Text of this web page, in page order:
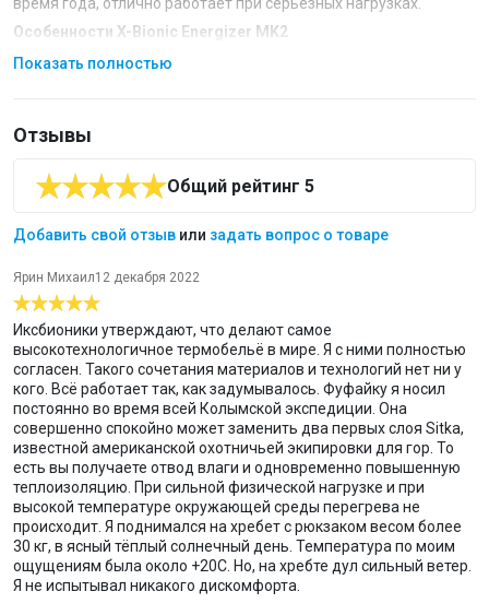
Особенности X-Bionic Energizer MK2
эластичная ткань
особая конструкция белья мгновенно испаряет влагу и
сокращает вибрацию мускул при нагрузках
Технический состав
70% Skin Nodor®
22% Polyamide
5% Elastane
3% Mythlan™
92% Polyamide
5% Elastane
3% Polypropylene
Размеры:S/M (44-48), L/XL (50-54), XXL (56-58)
Цвет:Black/Red
Уровень компрессии:средний
Изоляционные свойства:Warm
Показать полностью
Отзывы
Общий рейтинг 5
Добавить свой отзыв или задать вопрос о товаре
Ярин Михаил12 декабря 2022
Иксбионики утверждают, что делают самое
высокотехнологичное термобельё в мире. Я с ними полностью
согласен. Такого сочетания материалов и технологий нет ни у
кого. Всё работает так, как задумывалось. Фуфайку я носил
постоянно во время всей Колымской экспедиции. Она
совершенно спокойно может заменить два первых слоя Sitka,
известной американской охотничьей экипировки для гор. То
есть вы получаете отвод влаги и одновременно повышенную
теплоизоляцию. При сильной физической нагрузке и при
высокой температуре окружающей среды перегрева не
происходит. Я поднимался на хребет с рюкзаком весом более
30 кг, в ясный тёплый солнечный день. Температура по моим
ощущениям была около +20С. Но, на хребте дул сильный ветер.
Я не испытывал никакого дискомфорта.